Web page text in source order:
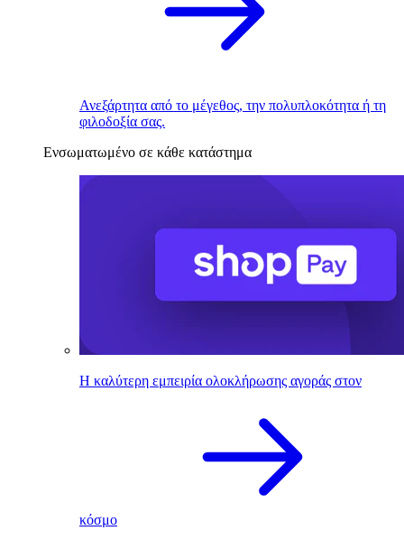
Ανεξάρτητα από το μέγεθος, την πολυπλοκότητα ή τη
φιλοδοξία σας.
Ενσωματωμένο σε κάθε κατάστημα
Η καλύτερη εμπειρία ολοκλήρωσης αγοράς στον
κόσμο